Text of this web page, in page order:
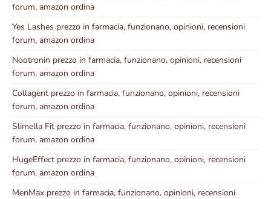
forum, amazon ordina
Yes Lashes prezzo in farmacia, funzionano, opinioni, recensioni
forum, amazon ordina
Nootronin prezzo in farmacia, funzionano, opinioni, recensioni
forum, amazon ordina
Collagent prezzo in farmacia, funzionano, opinioni, recensioni
forum, amazon ordina
Slimella Fit prezzo in farmacia, funzionano, opinioni, recensioni
forum, amazon ordina
HugeEffect prezzo in farmacia, funzionano, opinioni, recensioni
forum, amazon ordina
MenMax prezzo in farmacia, funzionano, opinioni, recensioni